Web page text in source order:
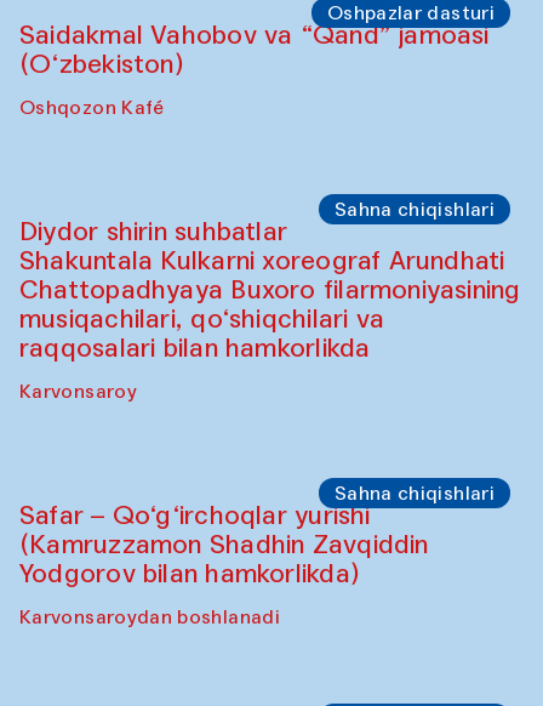
Oshpazlar dasturi
Saidakmal Vahobov va “Qand” jamoasi
(O‘zbekiston)
Oshqozon Kafé
Sahna chiqishlari
Diydor shirin suhbatlar
Shakuntala Kulkarni xoreograf Arundhati
Chattopadhyaya Buxoro filarmoniyasining
musiqachilari, qo‘shiqchilari va
raqqosalari bilan hamkorlikda
Karvonsaroy
Sahna chiqishlari
Safar – Qo‘g‘irchoqlar yurishi
(Kamruzzamon Shadhin Zavqiddin
Yodgorov bilan hamkorlikda)
Karvonsaroydan boshlanadi